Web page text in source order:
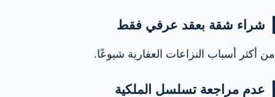
شراء شقة بعقد عرفي فقط
من أكثر أسباب النزاعات العقارية شيوعًا.
عدم مراجعة تسلسل الملكية